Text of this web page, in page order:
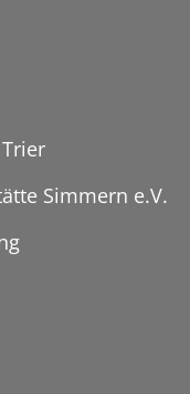
Simmern e.V.